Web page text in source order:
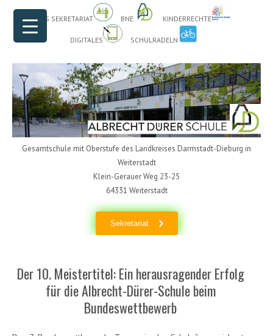
DAS SEKRETARIAT
BNE KINDERRECHTE
DIGITALES SCHULRADELN
Gesamtschule mit Oberstufe des Landkreises Darmstadt-Dieburg in
Weiterstadt
Klein-Gerauer Weg 23-25
64331 Weiterstadt
Sekretariat
Der 10. Meistertitel: Ein herausragender Erfolg
für die Albrecht-Dürer-Schule beim
Bundeswettbewerb